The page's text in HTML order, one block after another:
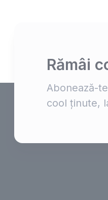
Rămâi
Abonează-
cool ținute,